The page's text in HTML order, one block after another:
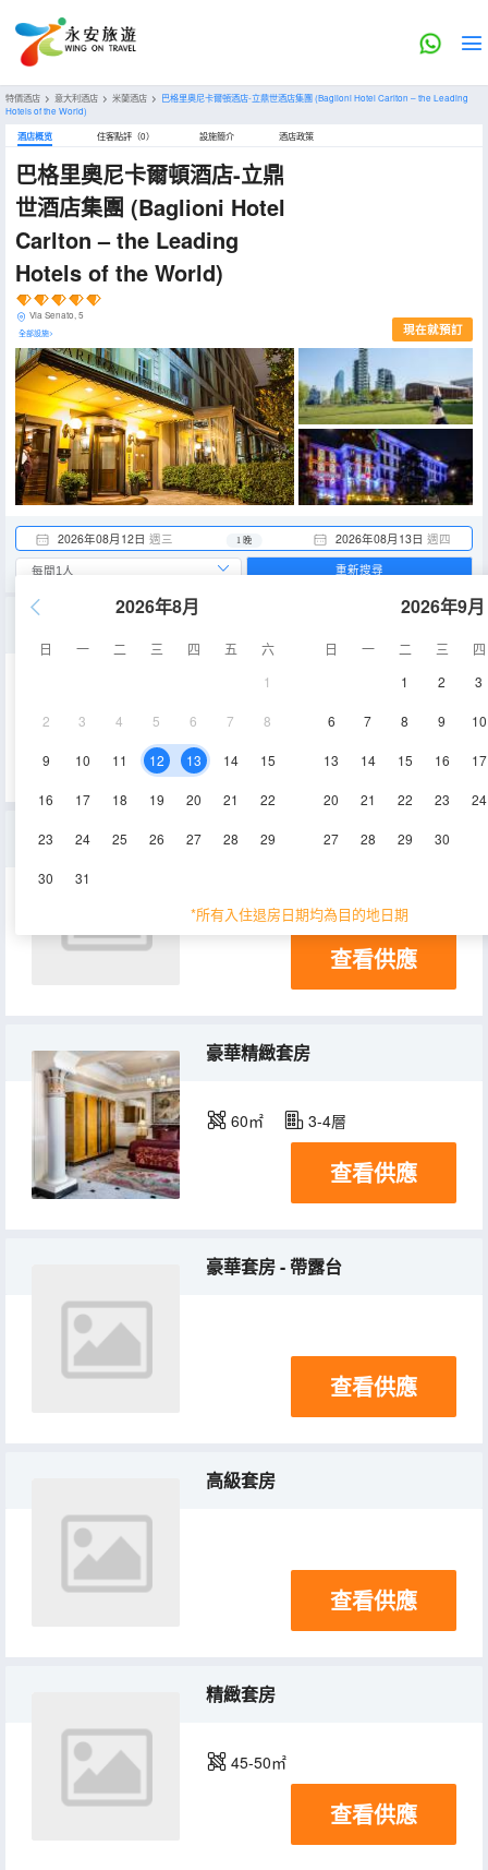
特價酒店 > 意大利酒店 > 米蘭酒店 > 巴格里奧尼卡爾頓酒店-立鼎世酒店集團(Baglioni Hotel Carlton – the Leading
Hotels of the World)
酒店概览 住客點評（0） 設施簡介 酒店政策
巴格里奧尼卡爾頓酒店-立鼎
世酒店集團 (Baglioni Hotel
Carlton – the Leading
Hotels of the World)
Via Senato, 5
全部設施> 現在就預訂
2026年08月12日 週三 2026年08月13日 週四
1 晚
2026年8月
日 一 二 三 四 五
六
1
2 3 4 5 6 7 8
9 10 11 12 13 14 15
16 17 18 19 20 21 22
23 24 25 26 27 28 29
30 31
2026年9月
日 一 二 三
四
1
2 3
6 7 8 9 10
13 14 15 16 17
20 21 22 23 24
27 28 29 30
*所有入住退房日期均為目的地日期
重新搜尋
豪華房
查看供應
豪華精緻套房
60㎡ 3-4層
查看供應
豪華套房 - 帶露台
查看供應
高級套房
查看供應
精緻套房
45-50㎡
查看供應